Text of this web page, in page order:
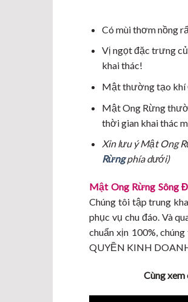
Có mùi thơm nồng
Vị ngọt đặc trưng
khai thác!
Mật thường tạo khí
Mật Ong Rừng
thời gian khai thác
Xin lưu ý Mật Ong
Rừngphía dưới)
Mật Ong Rừng Sông
Chúng tôi tập trung
phục vụ chu đáo. Và
chuẩn xịn 100%,
QUYỀN KINH
Cùng